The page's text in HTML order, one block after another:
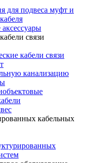
для подвеса муфт и
связи
кабели связи
канализацию
кабельных